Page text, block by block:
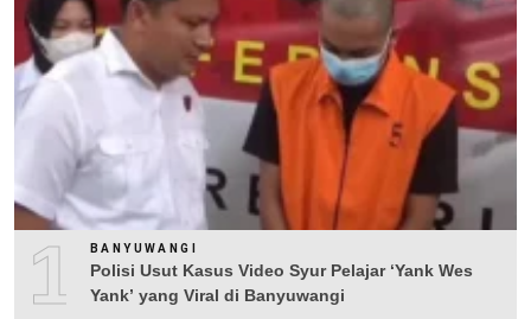
1 BANYUWANGI
Polisi Usut Kasus Video Syur Pelajar ‘Yank Wes
Yank’ yang Viral di Banyuwangi